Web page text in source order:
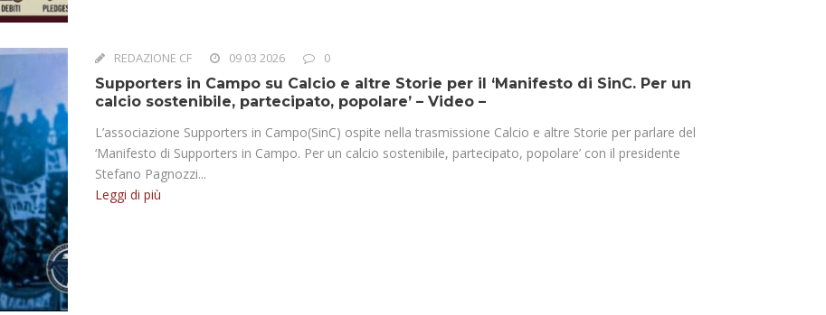
REDAZIONE CF 09 03 2026 0
Supporters in Campo su Calcio e altre Storie per il ‘Manifesto di SinC. Per un
calcio sostenibile, partecipato, popolare’ – Video –
L’associazione Supporters in Campo(SinC) ospite nella trasmissione Calcio e altre Storie per parlare del
‘Manifesto di Supporters in Campo. Per un calcio sostenibile, partecipato, popolare’ con il presidente
Stefano Pagnozzi...
Leggi di più